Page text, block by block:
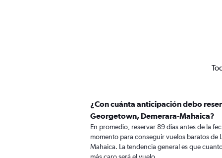
¿Con cuánta anticipación debo
Georgetown, Demerara-Mahaica?
En promedio, reservar 89 días antes de la
momento para conseguir vuelos baratos de
Mahaica. La tendencia general es que